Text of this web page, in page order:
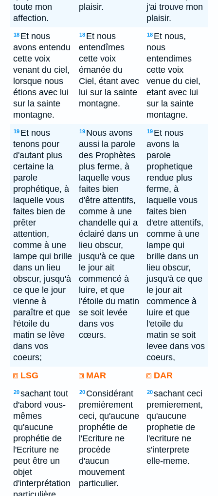
toute mon
affection.
plaisir.
j'ai trouve mon
plaisir.
18 Et nous
avons entendu
cette voix
venant du ciel,
lorsque nous
étions avec lui
sur la sainte
montagne.
18 Et nous
entendîmes
cette voix
émanée du
Ciel, étant avec
lui sur la sainte
montagne.
18 Et nous,
nous
entendimes
cette voix
venue du ciel,
etant avec lui
sur la sainte
montagne.
19 Et nous
tenons pour
d'autant plus
certaine la
parole
prophétique, à
laquelle vous
faites bien de
prêter
attention,
comme à une
lampe qui brille
dans un lieu
obscur, jusqu'à
ce que le jour
vienne à
paraître et que
l'étoile du
matin se lève
dans vos
coeurs;
19 Nous avons
aussi la parole
des Prophètes
plus ferme, à
laquelle vous
faites bien
d'être attentifs,
comme à une
chandelle qui a
éclairé dans un
lieu obscur,
jusqu'à ce que
le jour ait
commencé à
luire, et que
l'étoile du matin
se soit levée
dans vos
cœurs.
19 Et nous
avons la
parole
prophetique
rendue plus
ferme, à
laquelle vous
faites bien
d'etre attentifs,
comme à une
lampe qui
brille dans un
lieu obscur,
jusqu'à ce que
le jour ait
commence à
luire et que
l'etoile du
matin se soit
levee dans vos
coeurs,
LSG
MAR DAR
20sachant tout
d'abord vous-
mêmes
qu'aucune
prophétie de
l'Ecriture ne
peut être un
objet
d'interprétation
20 Considérant
premièrement
ceci, qu'aucune
prophétie de
l'Ecriture ne
procède
d'aucun
mouvement
particulier.
20sachant ceci
premierement,
qu'aucune
prophetie de
l'ecriture ne
s'interprete
elle-meme.